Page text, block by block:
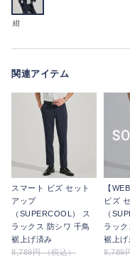
紺
関連アイテム
スマート ビズ セット
アップ
（SUPERCOOL） ス
ラックス 防シワ 千鳥
裾上げ済み
8,789円 （税込）
【
ビズ
（
ラッ
裾上げ
8,789